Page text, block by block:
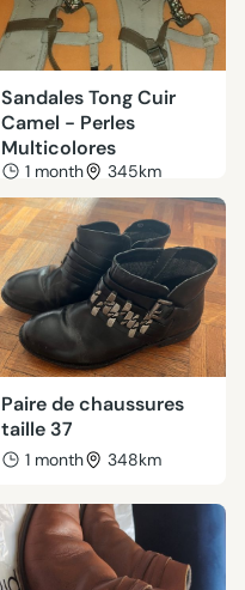
Sandales Tong Cuir
Camel - Perles
Multicolores
1 month 345km
Paire de chaussures
taille 37
1 month 348km